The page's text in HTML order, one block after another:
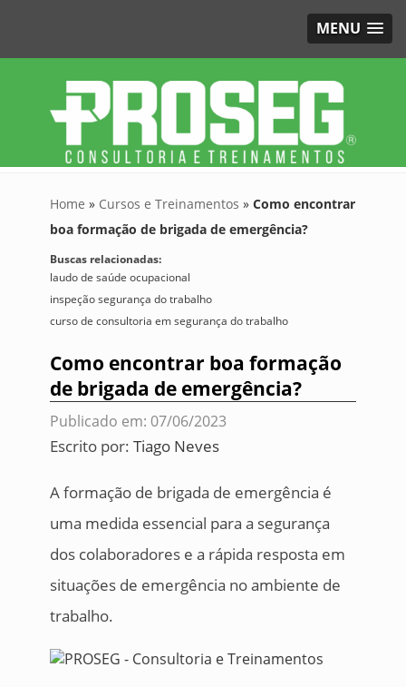
MENU
Home » Cursos e Treinamentos » Como encontrar
boa formação de brigada de emergência?
Buscas relacionadas:
laudo de saúde ocupacional
inspeção segurança do trabalho
curso de consultoria em segurança do trabalho
Como encontrar boa formação
de brigada de emergência?
Publicado em: 07/06/2023
Escrito por: Tiago Neves
A formação de brigada de emergência é
uma medida essencial para a segurança
dos colaboradores e a rápida resposta em
situações de emergência no ambiente de
trabalho.